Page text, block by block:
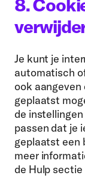
8.
Je kunt je
automatisch
ook
geplaatst
de
passen dat je
geplaatst een
meer
de Hulp sectie